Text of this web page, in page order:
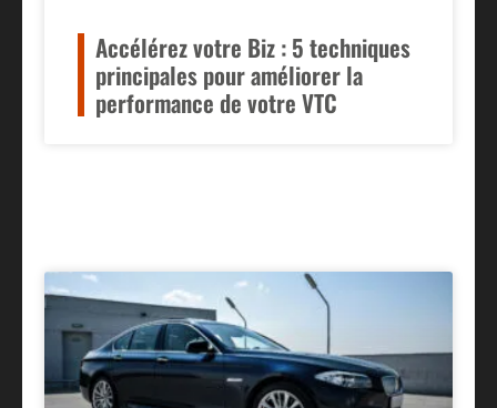
Accélérez votre Biz : 5 techniques
principales pour améliorer la
performance de votre VTC